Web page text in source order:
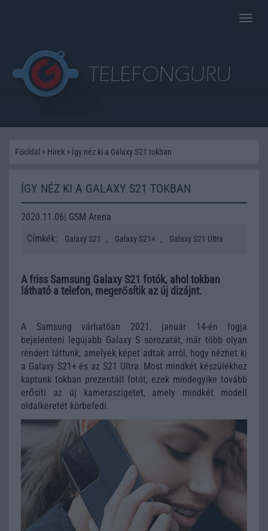
Toggle
Főoldal > Hírek > Így néz ki a Galaxy S21 tokban
ÍGY NÉZ KI A GALAXY S21 TOKBAN
2020.11.06| GSM Arena
Címkék:
Galaxy S21 , Galaxy S21+ , Galaxy S21 Ultra
A friss Samsung Galaxy S21 fotók, ahol tokban
látható a telefon, megerősítik az új dizájnt.
A Samsung várhatóan 2021. január 14-én fogja
bejelenteni legújabb Galaxy S sorozatát, már több olyan
rendert láttunk, amelyek képet adtak arról, hogy nézhet ki
a Galaxy S21+ és az S21 Ultra. Most mindkét készülékhez
kaptunk tokban prezentált fotót, ezek mindegyike tovább
erősíti az új kameraszigetet, amely mindkét modell
oldalkeretét körbefedi.